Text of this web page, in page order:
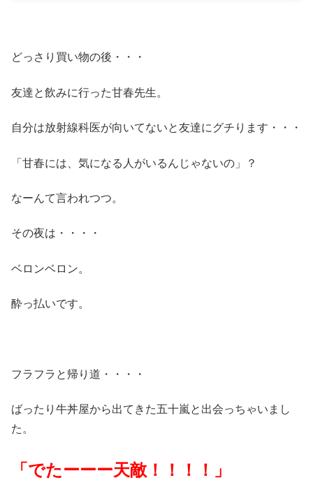
どっさり買い物の後・・・
友達と飲みに行った甘春先生。
自分は放射線科医が向いてないと友達にグチります・・・
「甘春には、気になる人がいるんじゃないの」？
なーんて言われつつ。
その夜は・・・・
ベロンベロン。
酔っ払いです。
フラフラと帰り道・・・・
ばったり牛丼屋から出てきた五十嵐と出会っちゃいまし
た。
「でたーーー天敵！！！！」